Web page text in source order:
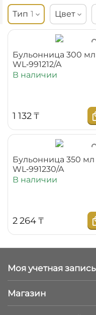
Тип 1 Цвет
Бульонница 300 мл
WL‑991212/A
В наличии
1 132 ₸
Бульонница 350 мл
WL‑991230/A
В наличии
2 264 ₸
Моя учетная запись
Магазин